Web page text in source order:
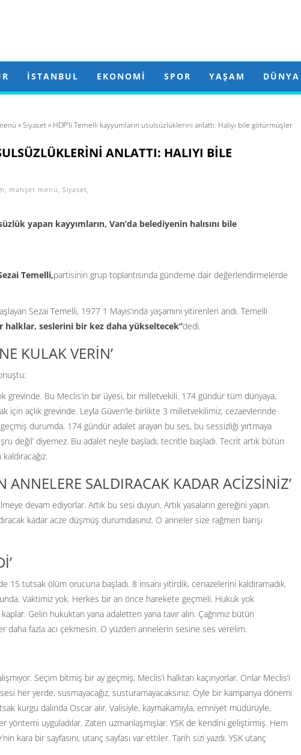
İSTANBUL EKONOMI SPOR YAŞAM DÜNYA
»Siyaset» HDP’li Temelli kayyumların usulsüzlüklerini anlattı: Halıyı bile götürmüşler
ANLATTI: HALIYI BILE
, manşet menü , Siyaset,
yapan kayyımların, Van’da belediyenin halısını bile
Temelli,partisinin grup toplantısında gündeme dair değerlendirmelerde
Sezai Temelli, 1977 1 Mayıs’ında yaşamını yitirenleri andı. Temelli
halklar, seslerini bir kez daha yükseltecek”dedi.
KULAK VERİN’
grevinde. Bu Meclis’in bir üyesi, bir milletvekili. 174 gündür tüm dünyaya,
için açlık grevinde. Leyla Güven’le birlikte 3 milletvekilimiz, cezaevlerinde
durumda. 174 gündür adalet arayan bu ses, bu sessizliği yırtmaya
değil’ diyemez. Bu adalet neyle başladı, tecritle başladı. Tecrit artık bütün
ANNELERE SALDIRACAK KADAR ACİZSİNİZ’
devam ediyorlar. Artık bu sesi duyun. Artık yasaların gereğini yapın.
kadar acze düşmüş durumdasınız. O anneler size rağmen barışı
tutsak ölüm orucuna başladı. 8 insanı yitirdik, cenazelerini kaldıramadık.
Vaktimiz yok. Herkes bir an önce harekete geçmeli. Hukuk yok
Gelin hukuktan yana adaletten yana tavır alın. Çağrımız bütün
daha fazla acı çekmesin. O yüzden annelerin sesine ses verelim.
Seçim bitmiş bir ay geçmiş, Meclis’i halktan kaçırıyorlar. Onlar Meclis’i
her yerde, susmayacağız, susturamayacaksınız. Öyle bir kampanya dönemi
kurgu dalında Oscar alır. Valisiyle, kaymakamıyla, emniyet müdürüyle,
yöntemi uyguladılar. Zaten uzmanlaşmışlar. YSK de kendini geliştirmiş. Hem
kara bir sayfasını, utanç sayfası var ettiler. Tarih sizi yazdı. YSK utanç